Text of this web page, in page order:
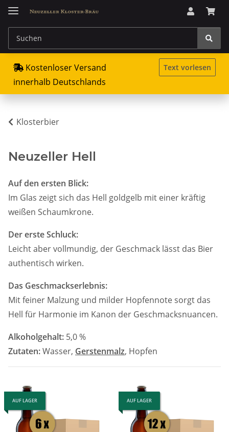
Kostenloser Versand
innerhalb Deutschlands
Text vorlesen
Klosterbier
Neuzeller Hell
Auf den ersten Blick:
Im Glas zeigt sich das Hell goldgelb mit einer kräftig
weißen Schaumkrone.
Der erste Schluck:
Leicht aber vollmundig, der Geschmack lässt das Bier
authentisch wirken.
Das Geschmackserlebnis:
Mit feiner Malzung und milder Hopfennote sorgt das
Hell für Harmonie im Kanon der Geschmacksnuancen.
Alkoholgehalt: 5,0 %
Zutaten:Wasser, Gerstenmalz, Hopfen
AUF LAGER AUF LAGER